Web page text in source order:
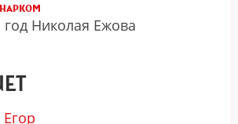
Николая Ежова